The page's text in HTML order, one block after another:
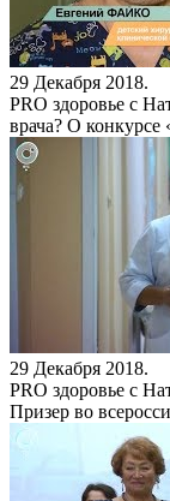
29 Декабря 2018.
PRO здоровье с
врача? О конкурсе
29 Декабря 2018.
PRO здоровье с
Призер во